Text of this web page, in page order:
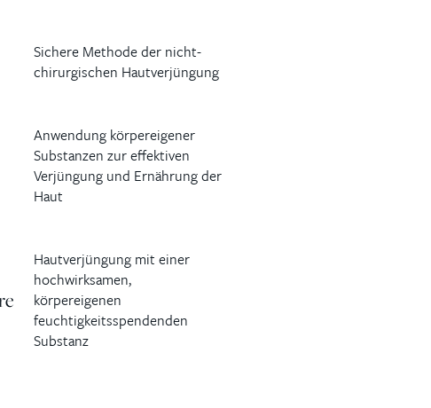
Sichere Methode der nicht-
chirurgischen Hautverjüngung
Anwendung körpereigener
Substanzen zur effektiven
Verjüngung und Ernährung der
Haut
Hautverjüngung mit einer
hochwirksamen,
körpereigenen
feuchtigkeitsspendenden
Substanz